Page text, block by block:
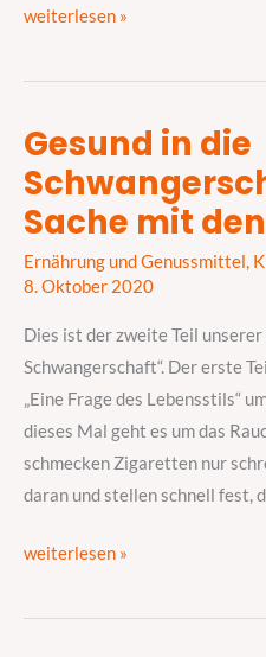
weiterlesen »
Gesund in die
Sache mit
Ernährung und Genussmittel,
8. Oktober 2020
Dies ist der zweite Teil
Schwangerschaft“. Der erste
„Eine Frage des Lebensstils“
dieses Mal geht es um das
schmecken Zigaretten nur
daran und stellen schnell fest,
Gesund
in
Schwangerschaft
–
Die
Sache
mit
den
Zigaretten
weiterlesen »